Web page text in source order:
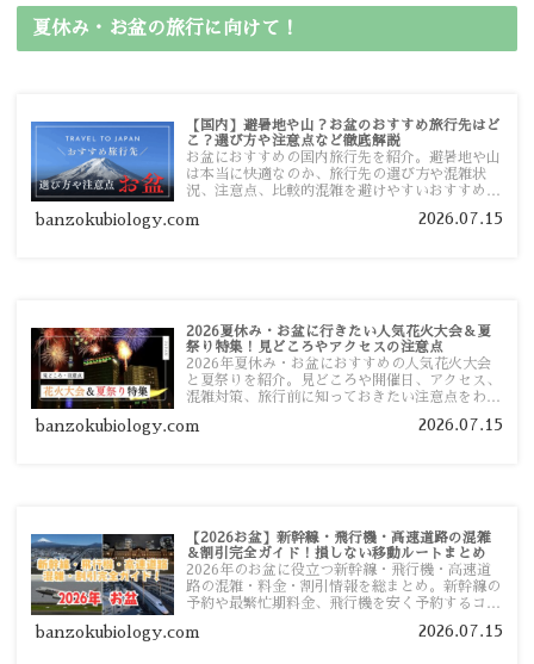
夏休み・お盆の旅行に向けて！
【国内】避暑地や山？お盆のおすすめ旅行先はど
こ？選び方や注意点など徹底解説
お盆におすすめの国内旅行先を紹介。避暑地や山
は本当に快適なのか、旅行先の選び方や混雑状
況、注意点、比較的混雑を避けやすいおすすめス
す。
banzokubiology.com 2026.07.15
2026夏休み・お盆に行きたい人気花火大会＆夏
祭り特集！見どころやアクセスの注意点
2026年夏休み・お盆におすすめの人気花火大会
と夏祭りを紹介。見どころや開催日、アクセス、
混雑対策、旅行前に知っておきたい注意点をわか
banzokubiology.com 2026.07.15
【2026お盆】新幹線・飛行機・高速道路の混雑
＆割引完全ガイド！損しない移動ルートまとめ
2026年のお盆に役立つ新幹線・飛行機・高速道
路の混雑・料金・割引情報を総まとめ。新幹線の
予約や最繁忙期料金、飛行機を安く予約するコ
い移動方法を分かりやすく解説します。
banzokubiology.com 2026.07.15